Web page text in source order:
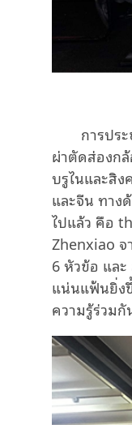
การปร
ผ่าตัดส่องกล้
บรูไนและสิ
และจีน ทาง
ไปแล้ว คือ
Zhenxiao
6 หัวข้อ แล
แน่นแฟ้นยิ่ง
ความรู้ร่วม